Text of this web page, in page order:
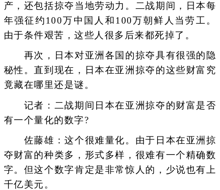
产，还包括掠夺当地劳动力。二战期间，日本每
年强征约100万中国人和100万朝鲜人当劳工。
由于条件艰苦，这些人很多后来都死掉了。
再次，日本对亚洲各国的掠夺具有很强的隐
秘性。直到现在，日本在亚洲掠夺的这些财富究
竟藏在哪里还是谜。
记者：二战期间日本在亚洲掠夺的财富是否
有一个量化的数字?
佐藤雄：这个很难量化。由于日本在亚洲掠
夺财富的种类多，形式多样，很难有一个精确数
字。但这个数字肯定是非常惊人的，少说也有上
千亿美元。